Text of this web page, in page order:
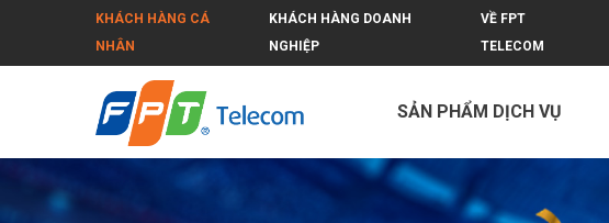
KHÁCH HÀNG CÁ
NHÂN
KHÁCH HÀNG DOANH
NGHIỆP
VỀ FPT
TELECOM
SẢN PHẨM DỊCH VỤ
FPT Hồ Chí Minh